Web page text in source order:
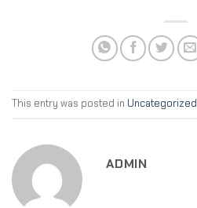
This entry was posted in Uncategorized
ADMIN